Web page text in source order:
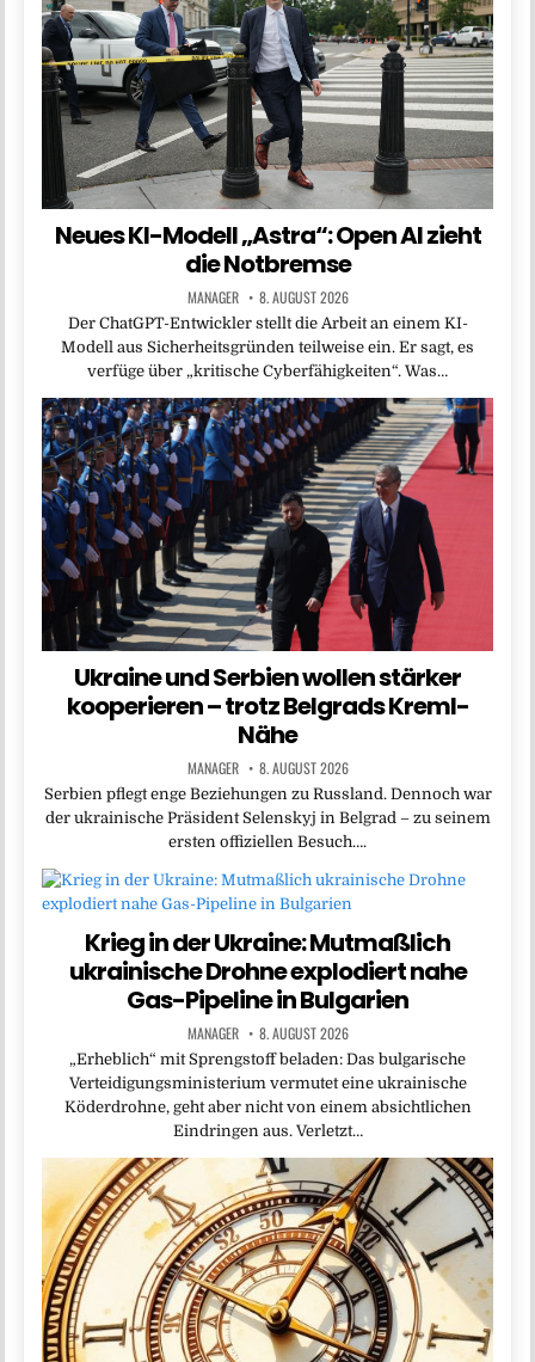
Neues KI-Modell „Astra“: Open AI zieht
die Notbremse
MANAGER 8. AUGUST 2026
Der ChatGPT-Entwickler stellt die Arbeit an einem KI-
Modell aus Sicherheitsgründen teilweise ein. Er sagt, es
verfüge über „kritische Cyberfähigkeiten“. Was…
Ukraine und Serbien wollen stärker
kooperieren – trotz Belgrads Kreml-
Nähe
MANAGER 8. AUGUST 2026
Serbien pflegt enge Beziehungen zu Russland. Dennoch war
der ukrainische Präsident Selenskyj in Belgrad – zu seinem
ersten offiziellen Besuch….
Krieg in der Ukraine: Mutmaßlich
ukrainische Drohne explodiert nahe
Gas-Pipeline in Bulgarien
MANAGER 8. AUGUST 2026
„Erheblich“ mit Sprengstoff beladen: Das bulgarische
Verteidigungsministerium vermutet eine ukrainische
Köderdrohne, geht aber nicht von einem absichtlichen
Eindringen aus. Verletzt…